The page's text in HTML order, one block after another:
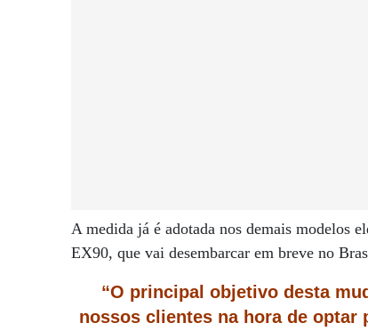
A medida já é adotada nos demais modelos
EX90, que vai desembarcar em breve no
“O principal objetivo desta
nossos clientes na hora de optar